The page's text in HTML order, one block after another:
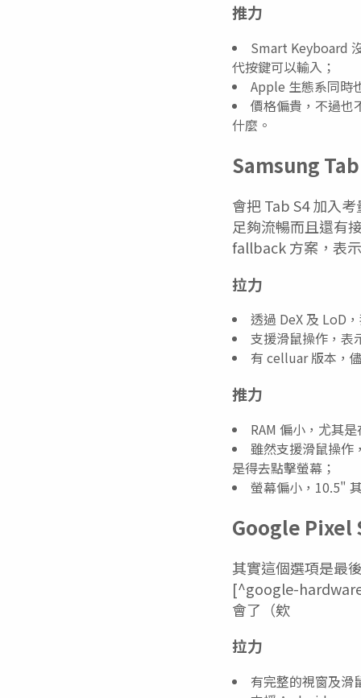
推力
Smart Keyboard
代按鍵可以輸入；
Apple 生態系同時
價格偏貴，不過也
什麼。
Samsung
會把 Tab S4 加入
足夠流暢而且還有
fallback 方案，表
拉力
透過 DeX 及 LoD
支援滑鼠操作，表
有 celluar 版本，
推力
RAM 偏小，尤其
雖然支援滑鼠操作
是得去點擊螢幕；
螢幕偏小，10.5"
Google Pixel
其實這個選項是最
[^google-
會了（欸
拉力
有完整的視窗及滑